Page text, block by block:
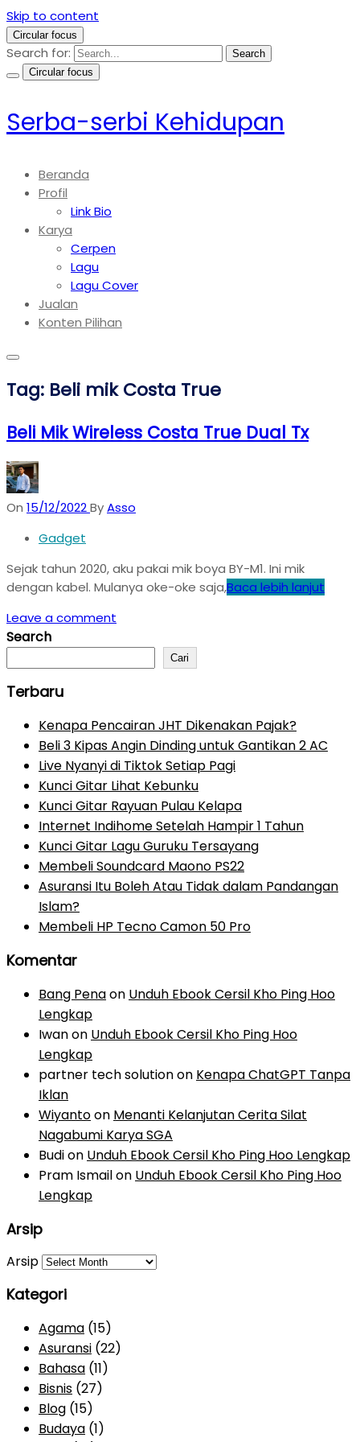
Skip to content
Circular focus
Search for:
Search
Circular focus
Serba-serbi Kehidupan
Beranda
Profil
Link Bio
Karya
Cerpen
Lagu
Lagu Cover
Jualan
Konten Pilihan
Tag: Beli mik Costa True
Beli Mik Wireless Costa True Dual Tx
On 15/12/2022ByAsso
Gadget
Sejak tahun 2020, aku pakai mik boya BY-M1. Ini mik
dengan kabel. Mulanya oke-oke saja,Baca lebih lanjut
Leave a comment
Search
Cari
Terbaru
Kenapa Pencairan JHT Dikenakan Pajak?
Beli 3 Kipas Angin Dinding untuk Gantikan 2 AC
Live Nyanyi di Tiktok Setiap Pagi
Kunci Gitar Lihat Kebunku
Kunci Gitar Rayuan Pulau Kelapa
Internet Indihome Setelah Hampir 1 Tahun
Kunci Gitar Lagu Guruku Tersayang
Membeli Soundcard Maono PS22
Asuransi Itu Boleh Atau Tidak dalam Pandangan
Islam?
Membeli HP Tecno Camon 50 Pro
Komentar
Bang Penaon Unduh Ebook Cersil Kho Ping Hoo
Lengkap
Iwanon Unduh Ebook Cersil Kho Ping Hoo
Lengkap
partner tech solutionon Kenapa ChatGPT Tanpa
Iklan
Wiyantoon Menanti Kelanjutan Cerita Silat
Nagabumi Karya SGA
Budion Unduh Ebook Cersil Kho Ping Hoo Lengkap
Pram Ismailon Unduh Ebook Cersil Kho Ping Hoo
Lengkap
Arsip
Arsip
Kategori
Agama (15)
Asuransi (22)
Bahasa (11)
Bisnis (27)
Blog (15)
Budaya (1)